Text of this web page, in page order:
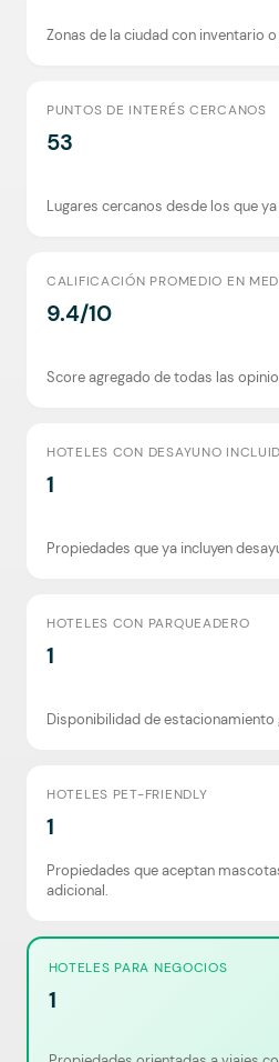
Zonas de la ciudad con inventario
PUNTOS DE INTERÉS CERCANOS
53
Lugares cercanos desde los que
CALIFICACIÓN PROMEDIO EN
9.4/10
Score agregado de todas las
HOTELES CON DESAYUNO
1
Propiedades que ya incluyen
HOTELES CON PARQUEADERO
1
Disponibilidad de estacionamiento
HOTELES PET-FRIENDLY
1
Propiedades que aceptan
adicional.
HOTELES PARA NEGOCIOS
1